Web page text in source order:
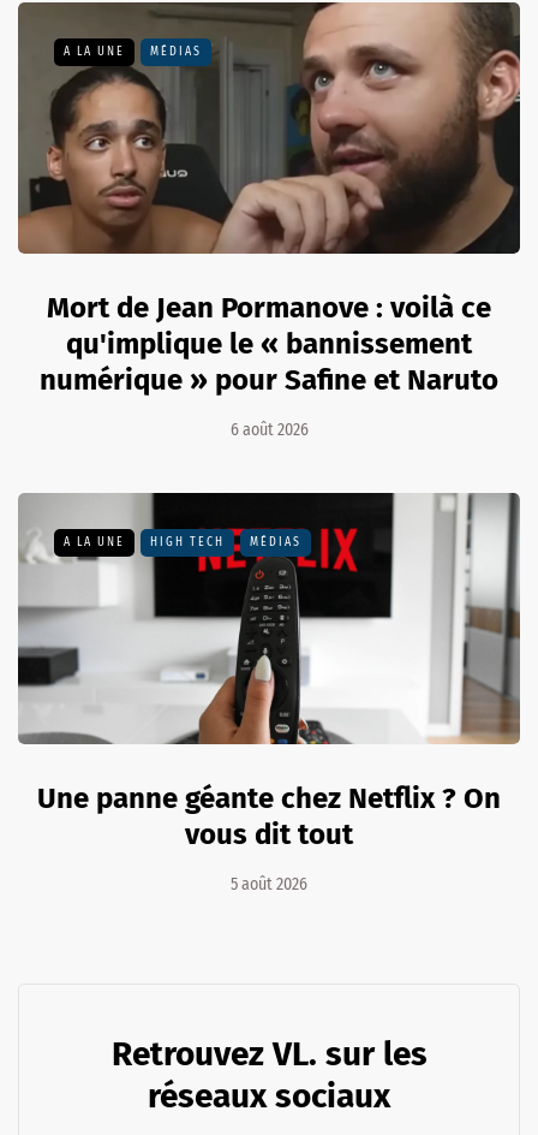
A LA UNE MÉDIAS
Mort de Jean Pormanove : voilà ce
qu'implique le « bannissement
numérique » pour Safine et Naruto
6 août 2026
A LA UNE HIGH TECH MÉDIAS
Une panne géante chez Netflix ? On
vous dit tout
5 août 2026
Retrouvez VL. sur les
réseaux sociaux